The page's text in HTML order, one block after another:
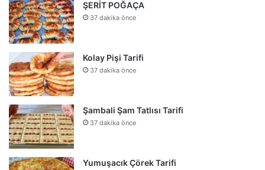
ŞERİT POĞAÇA
37 dakika önce
Kolay Pişi Tarifi
37 dakika önce
Şambali Şam Tatlısı Tarifi
37 dakika önce
Yumuşacık Çörek Tarifi